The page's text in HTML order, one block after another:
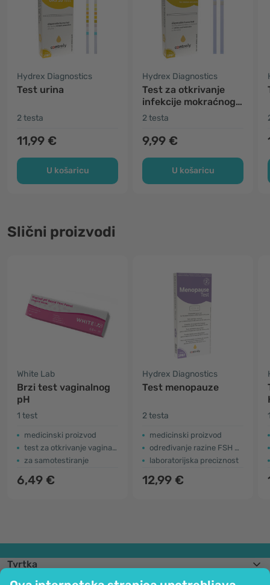
Hydrex Diagnostics
Test urina
2 testa
11,99 €
U košaricu
Hydrex Diagnostics
Test za otkrivanje
infekcije mokraćnog
sustava
2 testa
9,99 €
U košaricu
Slični proizvodi
White Lab
Brzi test vaginalnog
pH
1 test
medicinski proizvod
test za otkrivanje vaginalne infekcije
za samotestiranje
6,49 €
Hydrex Diagnostics
Test menopauze
2 testa
medicinski proizvod
određivanje razine FSH u urinu
laboratorijska preciznost
12,99 €
Tvrtka
Informacije